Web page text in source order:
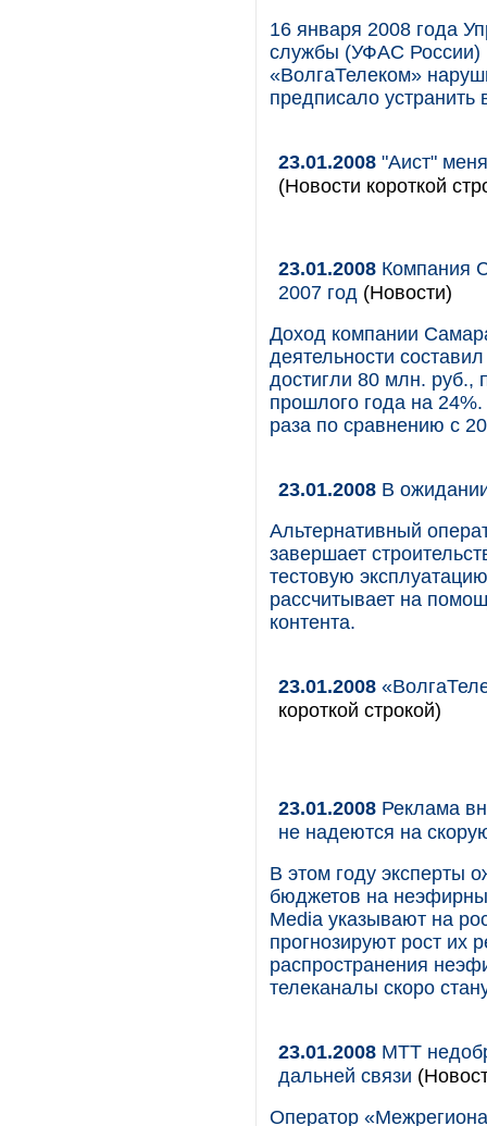
16 января 2008 года
службы (УФАС России)
«ВолгаТелеком»
предписало
23.01.2008 "Аист"
(Новости короткой
23.01.2008 Компания
2007 год (Новости)
Доход компании
деятельности
достигли 80 млн. руб.,
прошлого года на
раза по сравнению с
23.01.2008 В
Альтернативный
завершает
тестовую
рассчитывает на
контента.
23.01.2008
короткой строкой)
23.01.2008 Реклама
не надеются на
В этом году эксперты
бюджетов на
Media указывают на
прогнозируют рост их
распространения
телеканалы скоро
23.01.2008 МТТ
дальней связи
Оператор